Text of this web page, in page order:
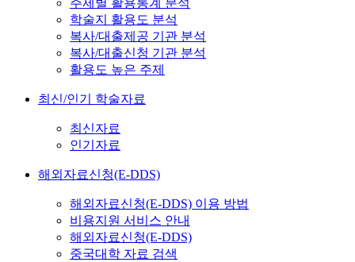
주제별 활용통계 분석
학술지 활용도 분석
복사/대출제공 기관 분석
복사/대출신청 기관 분석
활용도 높은 주제
최신/인기 학술자료
최신자료
인기자료
해외자료신청(E-DDS)
해외자료신청(E-DDS) 이용 방법
비용지원 서비스 안내
해외자료신청(E-DDS)
중국대학 자료 검색